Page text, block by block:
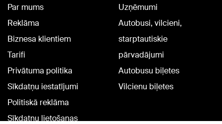
Par mums
Reklāma
Biznesa klientiem
Tarifi
Privātuma politika
Sīkdatņu iestatījumi
Politiskā reklāma
Sīkdatņu lietošanas
Uzņēmumi
Autobusi, vilcieni,
starptautiskie
pārvadājumi
Autobusu biļetes
Vilcienu biļetes